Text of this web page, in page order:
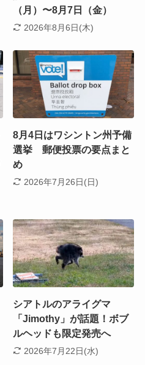
（月）〜8月7日（金）
2026年8月6日(木)
8月4日はワシントン州予備
選挙 郵便投票の要点まと
め
2026年7月26日(日)
シアトルのアライグマ
「Jimothy」が話題！ボブ
ルヘッドも限定発売へ
2026年7月22日(水)